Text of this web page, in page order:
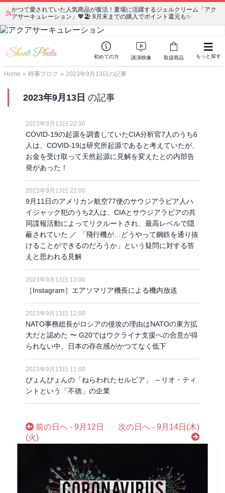
かつて愛されていた人気商品が復活！夏場に活躍するジェルクリーム「アク
アサーキュレーション」💖🏖️ 8月末までの購入でポイント還元も✨
初めての方 講演映像 取扱商品 もっと探す
Home » 時事ブログ » 2023年9月13日の記事
2023年9月13日 の記事
2023年9月13日 22:30
COVID-19の起源を調査していたCIA分析官7人のうち6
人は、COVID-19は研究所起源であると考えていたが、
お金を受け取って天然起源に見解を変えたとの内部告
発があった！
2023年9月13日 22:00
9月11日のアメリカン航空77便のサウジアラビア人ハ
イジャック犯のうち2人は、CIAとサウジアラビアの共
同諜報活動によってリクルートされ、最高レベルで隠
蔽されていた ／ 「飛行機が…どうやって鋼鉄を通り抜
けることができるのだろうか」という疑問に対する答
えと思われる見解
2023年9月13日 13:00
［Instagram］エアソマリア機長による機内放送
2023年9月13日 12:00
NATO事務総長がロシアの侵攻の理由はNATOの東方拡
大だと認めた 〜 G20ではウクライナ支援への合意が得
られない中、日本の存在感がかつてなく低下
2023年9月13日 11:00
ぴょんぴょんの「ねらわれたセルビア」 ～リオ・ティ
ントという「不徳」の企業
前の日へ - 9月12日
(火)
次の日へ - 9月14日(木)